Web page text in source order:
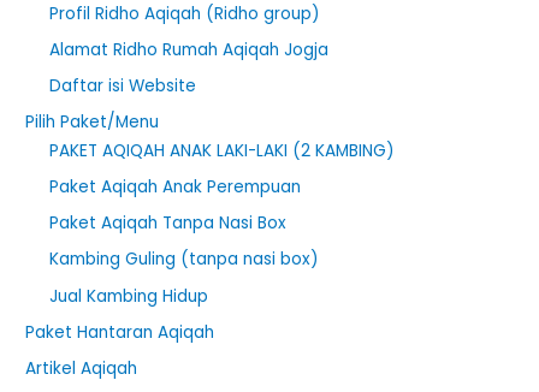
Profil Ridho Aqiqah (Ridho group)
Alamat Ridho Rumah Aqiqah Jogja
Daftar isi Website
Pilih Paket/Menu
PAKET AQIQAH ANAK LAKI-LAKI (2 KAMBING)
Paket Aqiqah Anak Perempuan
Paket Aqiqah Tanpa Nasi Box
Kambing Guling (tanpa nasi box)
Jual Kambing Hidup
Paket Hantaran Aqiqah
Artikel Aqiqah